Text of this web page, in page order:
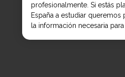
profesionalmente. Si estás
España a estudiar
la información necesaria para